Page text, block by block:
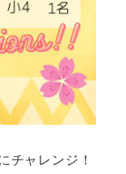
チャレンジ！